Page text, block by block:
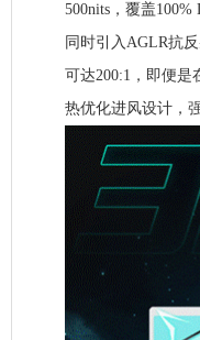
500nits，覆盖
同时引入AGLR抗
可达200:1，即便
热优化进风设计，